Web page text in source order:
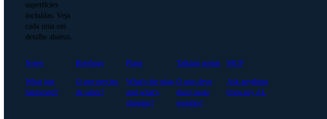
superfícies
incluídas. Veja
cada uma em
detalhe abaixo.
Notes
What just
happened?
Briefings
O que preciso
de saber?
Plans
What's the plan,
and what's
slipping?
Talking points
O que devo
dizer nesta
reunião?
MCP
Ask anything
from any AI.